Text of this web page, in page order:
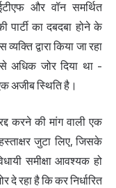
और वॉन समर्थित
का दबदबा होने के
द्वारा किया जा रहा
अधिक जोर दिया था -
अजीब स्थिति है।
करने की मांग वाली एक
जुटा लिए, जिसके
समीक्षा आवश्यक हो
रहा है कि कर निर्धारित